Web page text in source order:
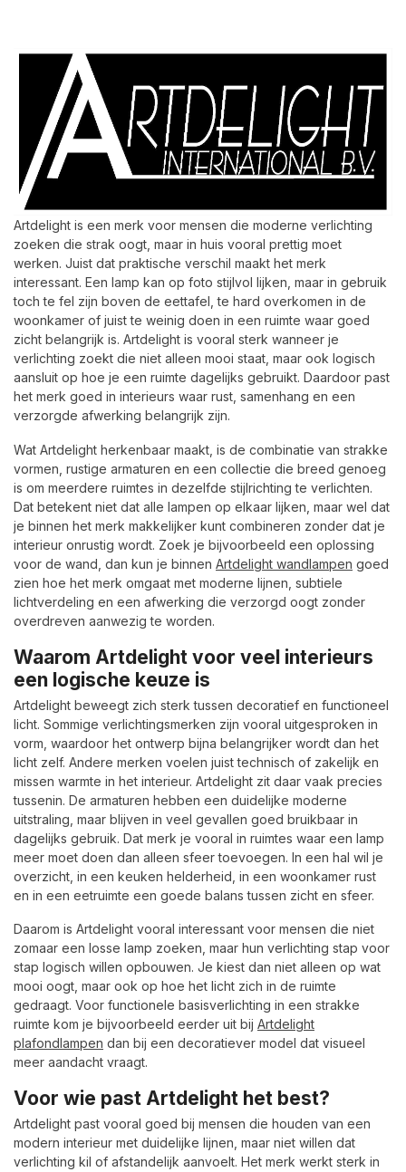
Artdelight is een merk voor mensen die moderne verlichting
zoeken die strak oogt, maar in huis vooral prettig moet
werken. Juist dat praktische verschil maakt het merk
interessant. Een lamp kan op foto stijlvol lijken, maar in gebruik
toch te fel zijn boven de eettafel, te hard overkomen in de
woonkamer of juist te weinig doen in een ruimte waar goed
zicht belangrijk is. Artdelight is vooral sterk wanneer je
verlichting zoekt die niet alleen mooi staat, maar ook logisch
aansluit op hoe je een ruimte dagelijks gebruikt. Daardoor past
het merk goed in interieurs waar rust, samenhang en een
verzorgde afwerking belangrijk zijn.
Wat Artdelight herkenbaar maakt, is de combinatie van strakke
vormen, rustige armaturen en een collectie die breed genoeg
is om meerdere ruimtes in dezelfde stijlrichting te verlichten.
Dat betekent niet dat alle lampen op elkaar lijken, maar wel dat
je binnen het merk makkelijker kunt combineren zonder dat je
interieur onrustig wordt. Zoek je bijvoorbeeld een oplossing
voor de wand, dan kun je binnen Artdelight wandlampen goed
zien hoe het merk omgaat met moderne lijnen, subtiele
lichtverdeling en een afwerking die verzorgd oogt zonder
overdreven aanwezig te worden.
Waarom Artdelight voor veel interieurs
een logische keuze is
Artdelight beweegt zich sterk tussen decoratief en functioneel
licht. Sommige verlichtingsmerken zijn vooral uitgesproken in
vorm, waardoor het ontwerp bijna belangrijker wordt dan het
licht zelf. Andere merken voelen juist technisch of zakelijk en
missen warmte in het interieur. Artdelight zit daar vaak precies
tussenin. De armaturen hebben een duidelijke moderne
uitstraling, maar blijven in veel gevallen goed bruikbaar in
dagelijks gebruik. Dat merk je vooral in ruimtes waar een lamp
meer moet doen dan alleen sfeer toevoegen. In een hal wil je
overzicht, in een keuken helderheid, in een woonkamer rust
en in een eetruimte een goede balans tussen zicht en sfeer.
Daarom is Artdelight vooral interessant voor mensen die niet
zomaar een losse lamp zoeken, maar hun verlichting stap voor
stap logisch willen opbouwen. Je kiest dan niet alleen op wat
mooi oogt, maar ook op hoe het licht zich in de ruimte
gedraagt. Voor functionele basisverlichting in een strakke
ruimte kom je bijvoorbeeld eerder uit bij Artdelight
plafondlampen dan bij een decoratiever model dat visueel
meer aandacht vraagt.
Voor wie past Artdelight het best?
Artdelight past vooral goed bij mensen die houden van een
modern interieur met duidelijke lijnen, maar niet willen dat
verlichting kil of afstandelijk aanvoelt. Het merk werkt sterk in